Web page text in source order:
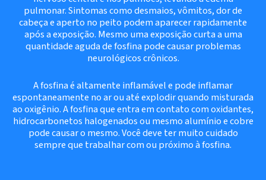
pulmonar. Sintomas como desmaios, vômitos, dor de
cabeça e aperto no peito podem aparecer rapidamente
após a exposição. Mesmo uma exposição curta a uma
quantidade aguda de fosfina pode causar problemas
neurológicos crônicos.
A fosfina é altamente inflamável e pode inflamar
espontaneamente no ar ou até explodir quando misturada
ao oxigênio. A fosfina que entra em contato com oxidantes,
hidrocarbonetos halogenados ou mesmo alumínio e cobre
pode causar o mesmo. Você deve ter muito cuidado
sempre que trabalhar com ou próximo à fosfina.